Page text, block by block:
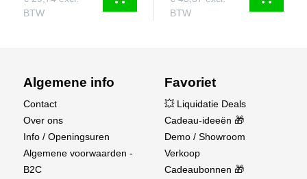
Een stoere, leuke en zeer aanpasbare offroad-
Verkrijgbaar bij Aerobertics – waar RC-passie en
echte offroad-spanning samenkomen.
BTW
BTW
Algemene info
Contact
Over ons
Info / Openingsuren
Algemene voorwaarden -
B2C
Favoriet
💥 Liquidatie Deals
Cadeau-ideeën 🎁
Demo / Showroom
Verkoop
Cadeaubonnen 🎁